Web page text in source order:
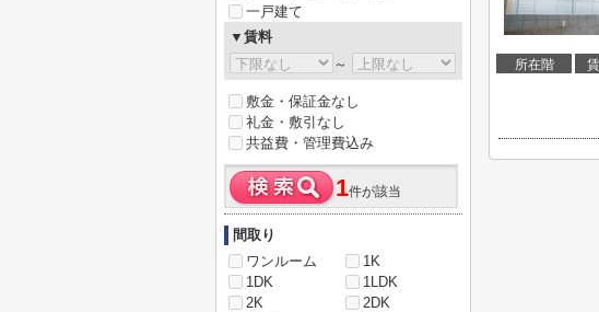
所在階
一戸建て
▼賃料
～
敷金・保証金なし
礼金・敷引なし
共益費・管理費込み
1件が該当
間取り
ワンルーム
1K
1DK
1LDK
2K
2DK